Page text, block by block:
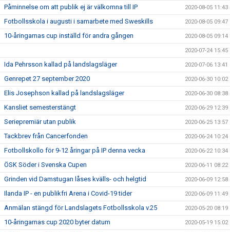
Påminnelse om att publik ej är välkomna till IP 2020-08-05 11:43
Fotbollsskola i augusti i samarbete med Sweskills 2020-08-05 09:47
10-åringarnas cup inställd för andra gången 2020-08-05 09:14
2020-07-24 15:45
Ida Pehrsson kallad på landslagsläger 2020-07-06 13:41
Genrepet 27 september 2020 2020-06-30 10:02
Elis Josephson kallad på landslagsläger 2020-06-30 08:38
Kansliet semesterstängt 2020-06-29 12:39
Seriepremiär utan publik 2020-06-25 13:57
Tackbrev från Cancerfonden 2020-06-24 10:24
Fotbollskollo för 9-12 åringar på IP denna vecka 2020-06-22 10:34
ÖSK Söder i Svenska Cupen 2020-06-11 08:22
Grinden vid Damstugan låses kvälls- och helgtid 2020-06-09 12:58
Ilanda IP - en publikfri Arena i Covid-19 tider 2020-06-09 11:49
Anmälan stängd för Landslagets Fotbollsskola v.25 2020-05-20 08:19
10-åringarnas cup 2020 byter datum 2020-05-19 15:02